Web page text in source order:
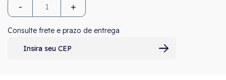
- +
Consulte frete e prazo de entrega